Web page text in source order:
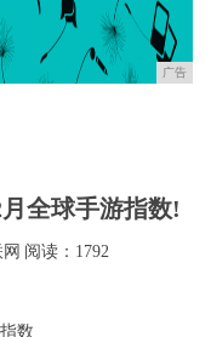
广告
全球手游指数!
阅读：1792